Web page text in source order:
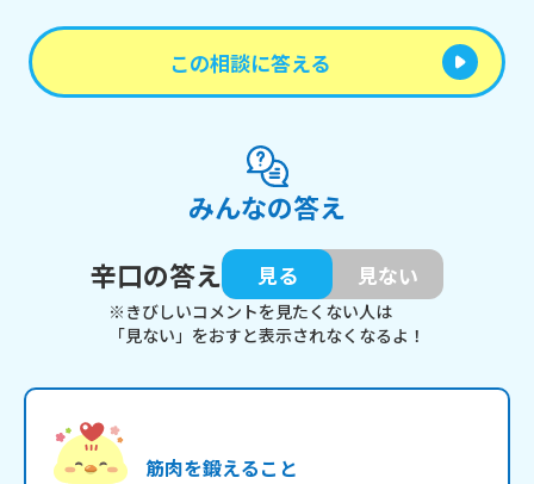
この相談に答える
みんなの答え
辛口の答え
見る 見ない
※きびしいコメントを見たくない人は
「見ない」をおすと表示されなくなるよ！
筋肉を鍛えること